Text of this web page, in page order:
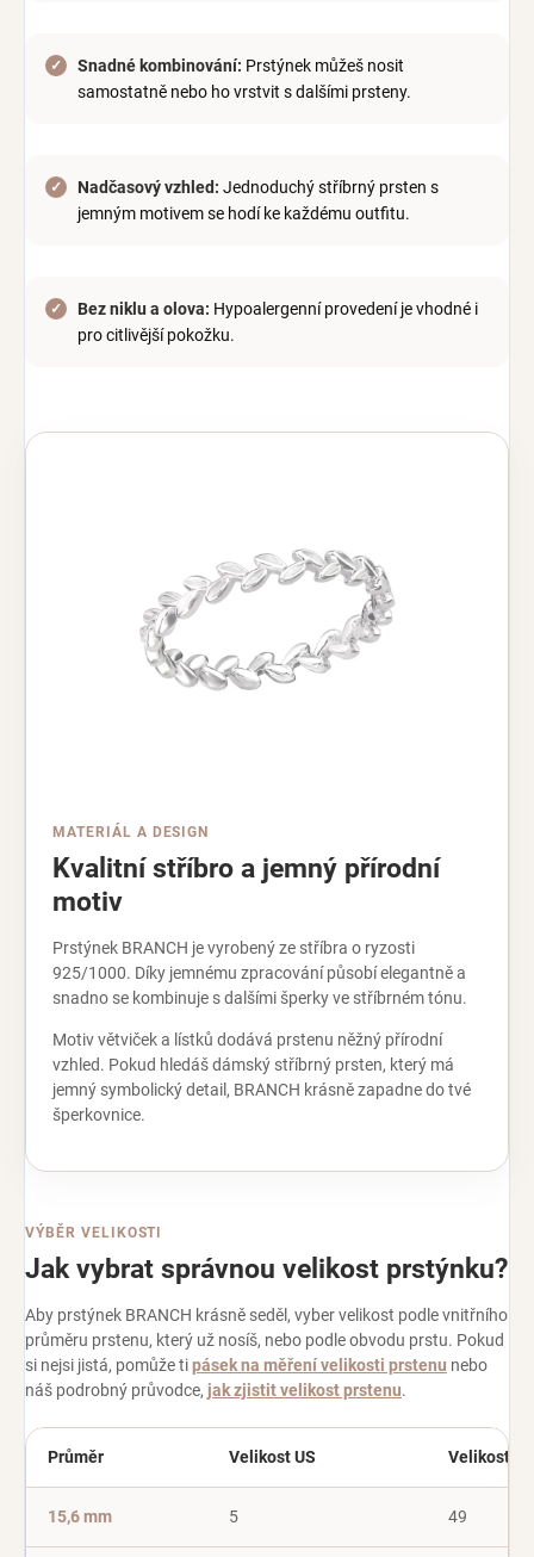
Snadné kombinování: Prstýnek můžeš nosit
samostatně nebo ho vrstvit s dalšími prsteny.
Nadčasový vzhled: Jednoduchý stříbrný prsten s
jemným motivem se hodí ke každému outfitu.
Bez niklu a olova: Hypoalergenní provedení je vhodné i
pro citlivější pokožku.
MATERIÁL A DESIGN
Kvalitní stříbro a jemný přírodní
motiv
Prstýnek BRANCH je vyrobený ze stříbra o ryzosti
925/1000. Díky jemnému zpracování působí elegantně a
snadno se kombinuje s dalšími šperky ve stříbrném tónu.
Motiv větviček a lístků dodává prstenu něžný přírodní
vzhled. Pokud hledáš dámský stříbrný prsten, který má
jemný symbolický detail, BRANCH krásně zapadne do tvé
šperkovnice.
VÝBĚR VELIKOSTI
Jak vybrat správnou velikost prstýnku?
Aby prstýnek BRANCH krásně seděl, vyber velikost podle vnitřního
průměru prstenu, který už nosíš, nebo podle obvodu prstu. Pokud
si nejsi jistá, pomůže tipásek na měření velikosti prstenu nebo
náš podrobný průvodce, jak zjistit velikost prstenu.
Průměr Velikost US Velikost EU
15,6 mm 5 49